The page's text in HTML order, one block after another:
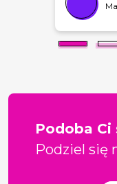
Podoba Ci
Podziel się